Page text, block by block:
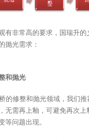
有非常高的要求，国瑞升的
抛光需求：
和抛光
的修整和抛光领域，我们推
无需再上釉，可避免再次
等问题出现。